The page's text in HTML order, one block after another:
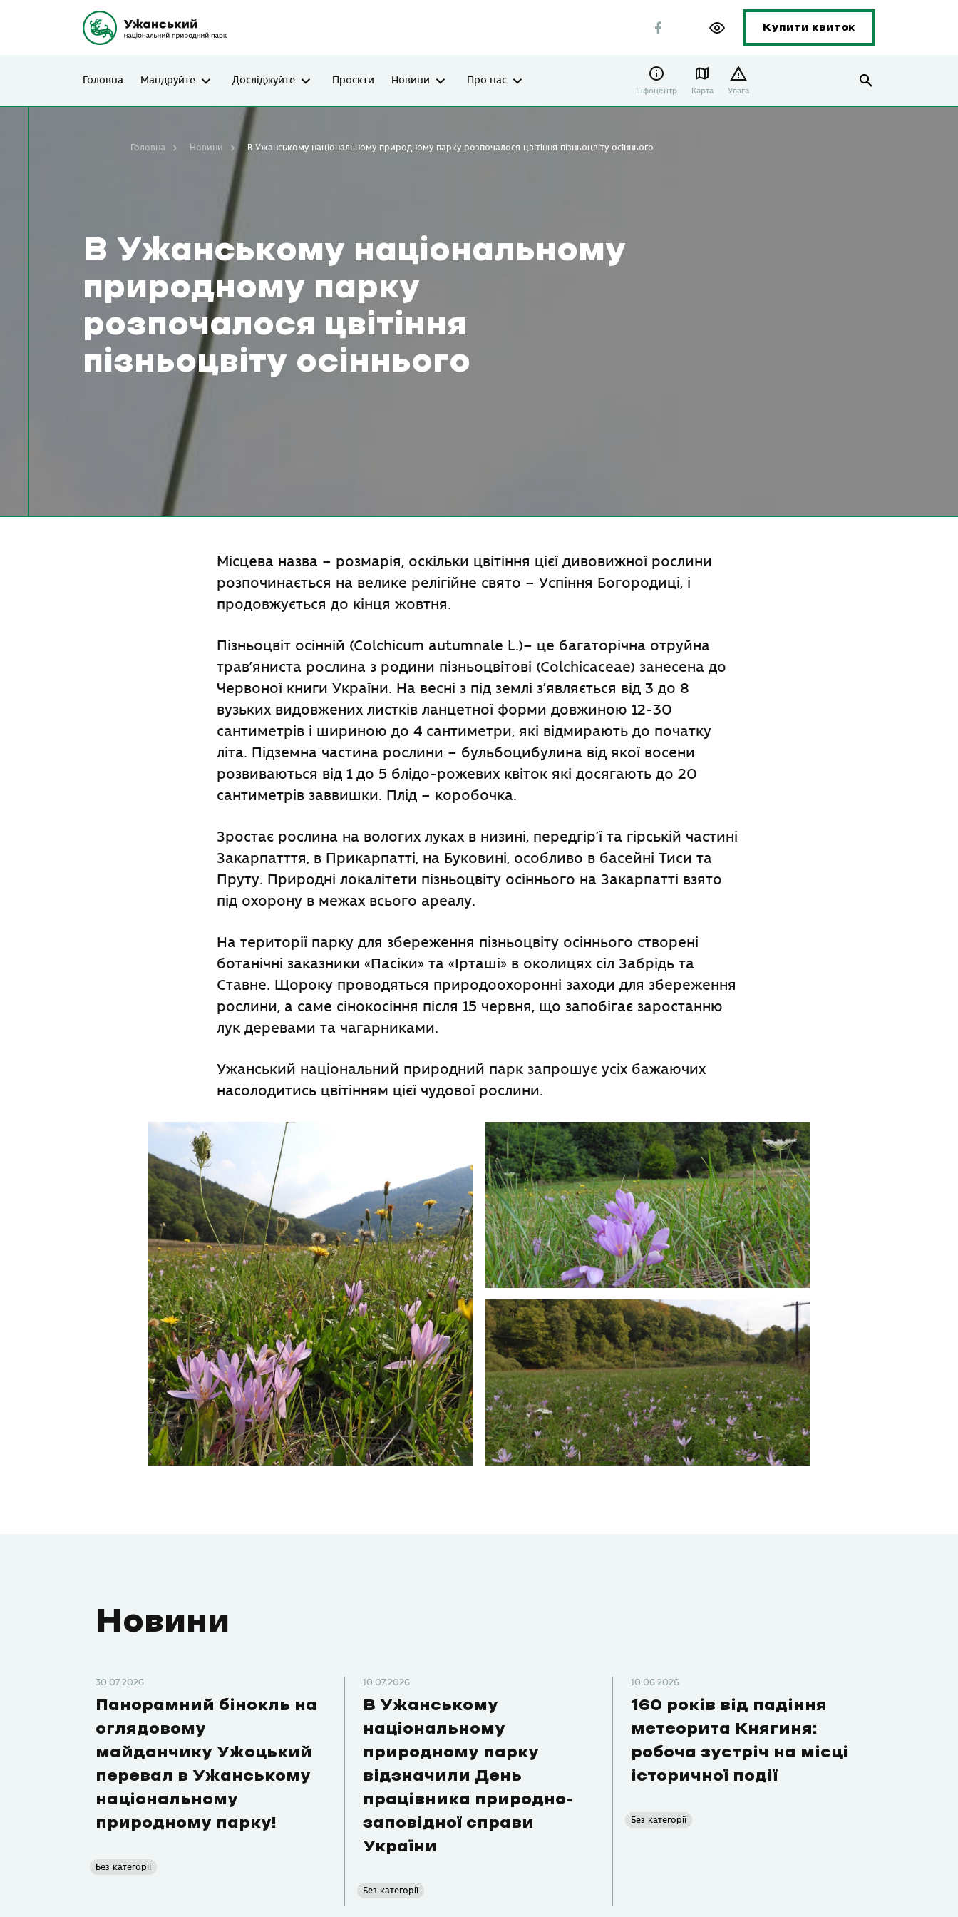
Купити квиток
Головна Мандруйте Досліджуйте Проєкти Новини Про нас
Інфоцентр Карта Увага
В Ужанському національному
природному парку
розпочалося цвітіння
пізньоцвіту осіннього
Головна Новини В Ужанському національному природному парку розпочалося цвітіння пізньоцвіту осіннього
Місцева назва – розмарія, оскільки цвітіння цієї дивовижної рослини
розпочинається на велике релігійне свято – Успіння Богородиці, і
продовжується до кінця жовтня.
Пізньоцвіт осінній (Colchicum autumnale L.)– це багаторічна отруйна
трав’яниста рослина з родини пізньоцвітові (Colchicaceae) занесена до
Червоної книги України. На весні з під землі з’являється від 3 до 8
вузьких видовжених листків ланцетної форми довжиною 12-30
сантиметрів і шириною до 4 сантиметри, які відмирають до початку
літа. Підземна частина рослини – бульбоцибулина від якої восени
розвиваються від 1 до 5 блідо-рожевих квіток які досягають до 20
сантиметрів заввишки. Плід – коробочка.
Зростає рослина на вологих луках в низині, передгір’ї та гірській частині
Закарпатття, в Прикарпатті, на Буковині, особливо в басейні Тиси та
Пруту. Природні локалітети пізньоцвіту осіннього на Закарпатті взято
під охорону в межах всього ареалу.
На території парку для збереження пізньоцвіту осіннього створені
ботанічні заказники «Пасіки» та «Ірташі» в околицях сіл Забрідь та
Ставне. Щороку проводяться природоохоронні заходи для збереження
рослини, а саме сінокосіння після 15 червня, що запобігає заростанню
лук деревами та чагарниками.
Ужанський національний природний парк запрошує усіх бажаючих
насолодитись цвітінням цієї чудової рослини.
Новини
30.07.2026
Панорамний бінокль на
оглядовому
майданчику Ужоцький
перевал в Ужанському
національному
природному парку!
Без категорії
10.07.2026
В Ужанському
національному
природному парку
відзначили День
працівника природно-
заповідної справи
України
Без категорії
10.06.2026
160 років від падіння
метеорита Княгиня:
робоча зустріч на місці
історичної події
Без категорії